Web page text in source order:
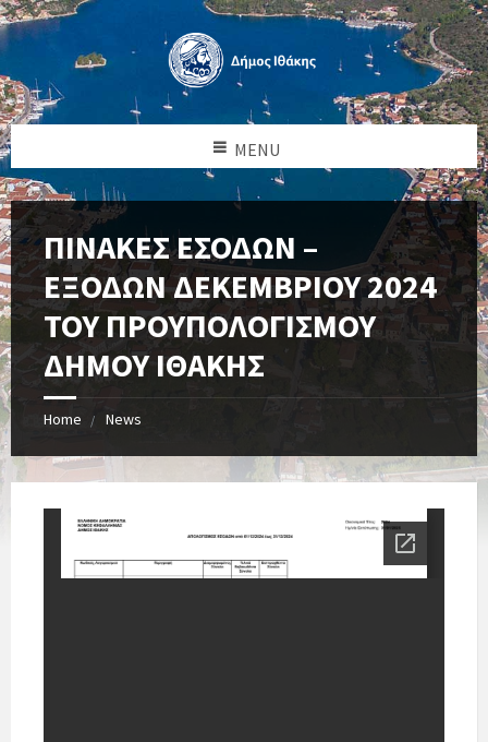
MENU
ΠΙΝΑΚΕΣ ΕΣΟΔΩΝ –
ΕΞΟΔΩΝ ΔΕΚΕΜΒΡΙΟΥ 2024
ΤΟΥ ΠΡΟΥΠΟΛΟΓΙΣΜΟΥ
ΔΗΜΟΥ ΙΘΑΚΗΣ
Home News